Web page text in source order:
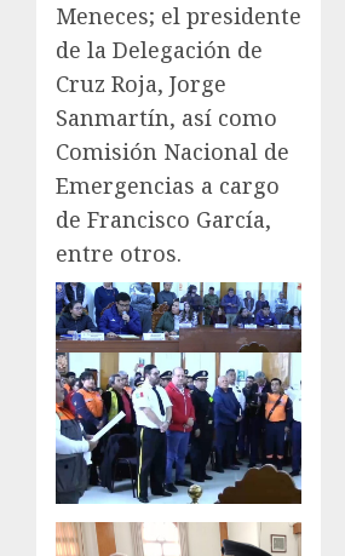
Meneces; el presidente
de la Delegación de
Cruz Roja, Jorge
Sanmartín, así como
Comisión Nacional de
Emergencias a cargo
de Francisco García,
entre otros.